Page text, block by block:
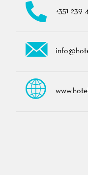
+351 239